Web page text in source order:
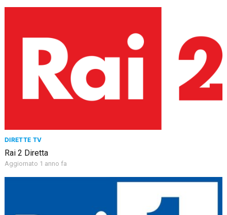
DIRETTE TV
Rai 2 Diretta
Aggiornato 1 anno fa